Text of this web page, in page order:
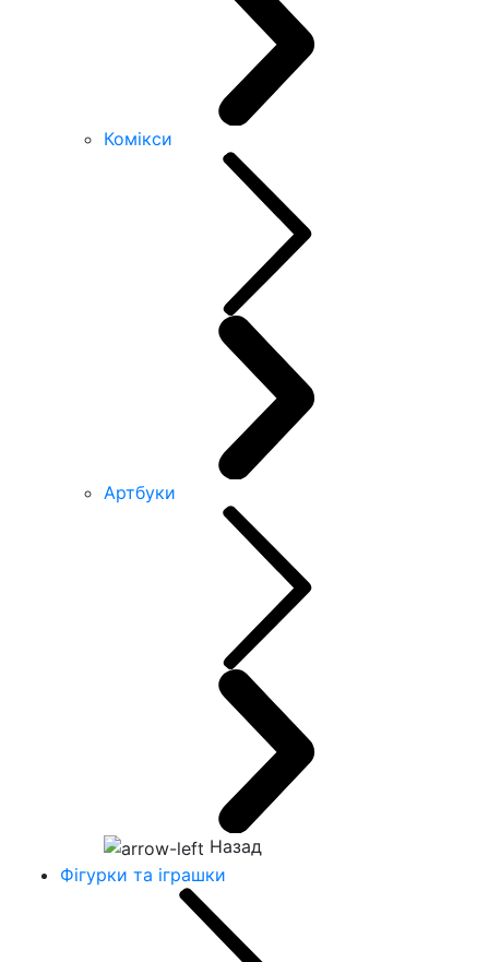
Комікси
Артбуки
Назад
Фігурки та іграшки